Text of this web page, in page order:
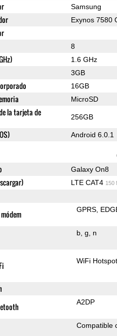
Samsung
Exynos 7580
8
1.6 GHz
3GB
16GB
MicroSD
la tarjeta de
256GB
Android 6.0.1
Galaxy On8
LTE CAT4 150
GPRS
b g n
WiFi Hotspot
A2DP
Compatible